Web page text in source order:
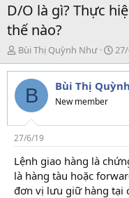
D/O là gì? Thực
thế nào?
T
h
r
e
d
s
t
a
r
t
e
Bùi Thị Quỳnh Như
N
g
à
y
i
B Bùi Thị
New member
27/6/19
Lệnh giao hàng là
là hàng tàu hoặc
đơn vị lưu giữ hàng tại